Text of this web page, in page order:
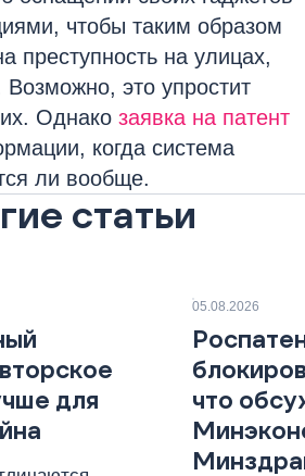
чтобы таким образом
преступность на улицах,
Возможно, это упростит
Однако заявка на патент
когда система
ли вообще.
статьи
для
05.08.2026
что